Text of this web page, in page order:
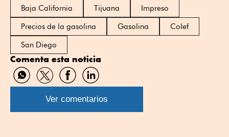
Baja California Tijuana
Impreso
Precios de la gasolina
Gasolina
Colef
San Diego
Comenta esta noticia
Compartir
por
WhatsApp
Compartir
por
Twitter
Compartir
por
Facebook
Compartir
por
Linkedin
Ver comentarios